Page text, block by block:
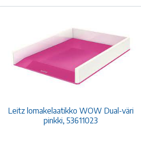
Leitz lomakelaatikko WOW Dual-väri
pinkki, 53611023